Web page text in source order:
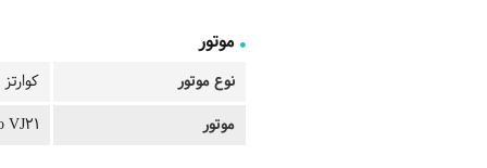
موتور
نوع موتور
کوارتز
موتور
VJ21